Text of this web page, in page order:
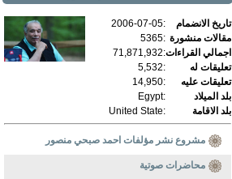
تاريخ الانضمام :
2006-07-05
مقالات منشورة :
5365
اجمالي القراءات:
71,871,932
تعليقات له
:
5,532
تعليقات عليه
:
14,950
بلد الميلاد
:
Egypt
بلد الاقامة
:
United State
مشروع نشر مؤلفات احمد صبحي منصور
محاضرات صوتية